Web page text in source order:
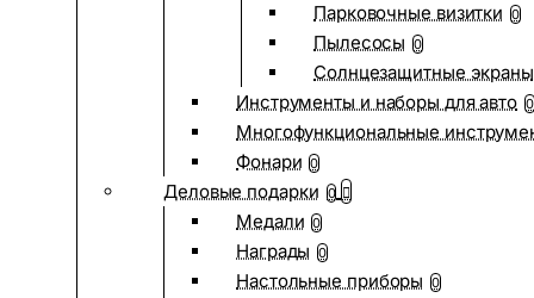
Парковочные визитки 0
Пылесосы 0
Солнцезащитные экраны
Инструменты и наборы для авто 0
Многофункциональные
Фонари 0
Деловые подарки 0
Медали 0
Награды 0
Настольные приборы 0